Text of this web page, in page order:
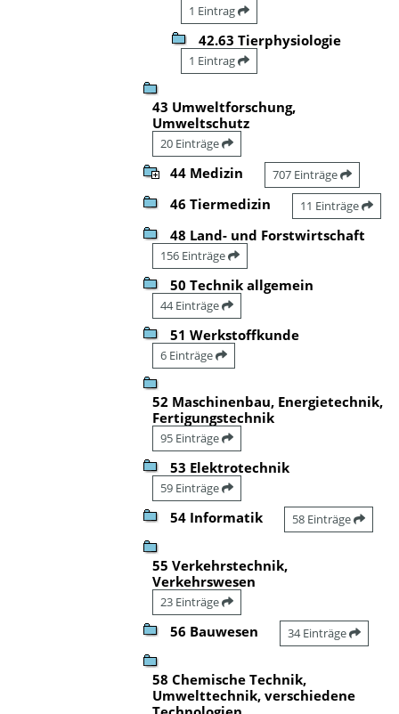
1 Eintrag
42.63 Tierphysiologie
1 Eintrag
43 Umweltforschung,
Umweltschutz
20 Einträge
44 Medizin 707 Einträge
46 Tiermedizin 11 Einträge
48 Land- und Forstwirtschaft
156 Einträge
50 Technik allgemein
44 Einträge
51 Werkstoffkunde
6 Einträge
52 Maschinenbau, Energietechnik,
Fertigungstechnik
95 Einträge
53 Elektrotechnik
59 Einträge
54 Informatik 58 Einträge
55 Verkehrstechnik,
Verkehrswesen
23 Einträge
56 Bauwesen 34 Einträge
58 Chemische Technik,
Umwelttechnik, verschiedene